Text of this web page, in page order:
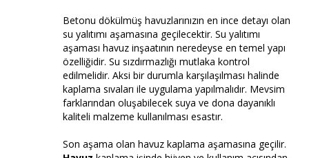
Betonu dökülmüş havuzlarınızın en ince detayı olan
su yalıtımı aşamasına geçilecektir. Su yalıtımı
aşaması havuz inşaatının neredeyse en temel yapı
özelliğidir. Su sızdırmazlığı mutlaka kontrol
edilmelidir. Aksi bir durumla karşılaşılması halinde
kaplama sıvaları ile uygulama yapılmalıdır. Mevsim
farklarından oluşabilecek suya ve dona dayanıklı
kaliteli malzeme kullanılması esastır.
Son aşama olan havuz kaplama aşamasına geçilir.